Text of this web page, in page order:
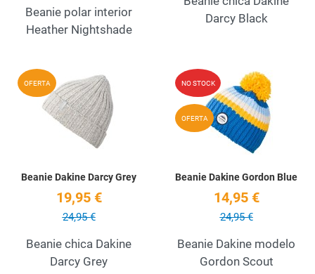
Beanie polar interior
Heather Nightshade
Darcy Black
OFERTA Add to Wishlist
Quick View
Beanie Dakine Darcy Grey
19,95 €
24,95 €
Beanie chica Dakine
Darcy Grey
NO STOCK
OFERTA
Beanie Dakine Gordon Blue
14,95 €
24,95 €
Beanie Dakine modelo
Gordon Scout